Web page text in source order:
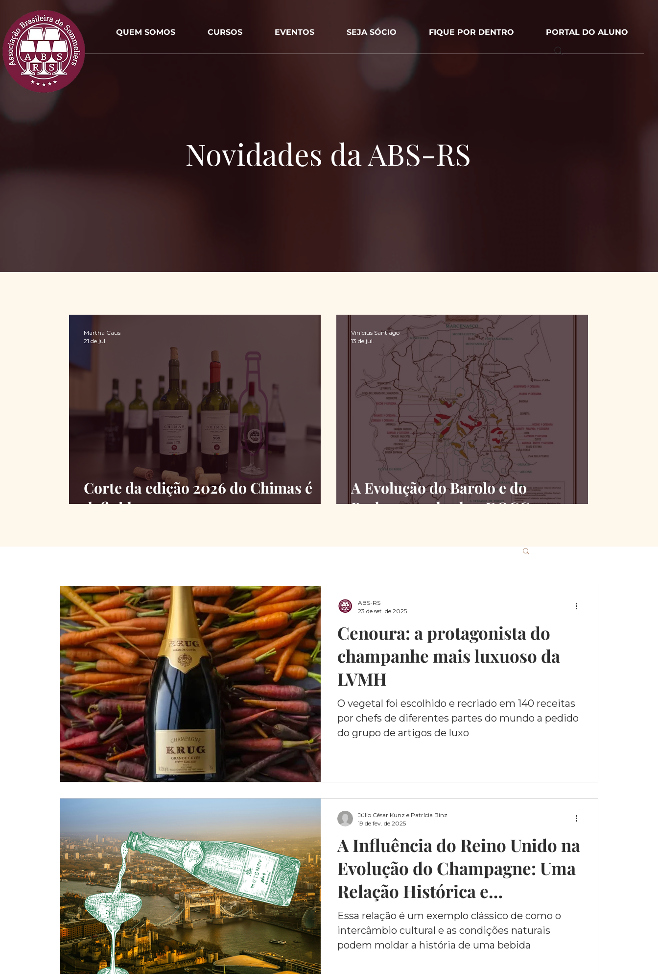
QUEM SOMOS CURSOS EVENTOS SEJA SÓCIO FIQUE POR DENTRO PORTAL DO ALUNO
Novidades da ABS-RS
Corte da edição 2026 do Chimas é
definido
Martha Caus
21 de jul.
A Evolução do Barolo e do
Barbaresco desde a DOCG
Vinícius Santiago
13 de jul.
Cenoura: a protagonista do
champanhe mais luxuoso da
LVMH
O vegetal foi escolhido e recriado em 140 receitas
por chefs de diferentes partes do mundo a pedido
do grupo de artigos de luxo
ABS-RS
23 de set. de 2025
A Influência do Reino Unido na
Evolução do Champagne: Uma
Relação Histórica e
Tecnológica
Essa relação é um exemplo clássico de como o
intercâmbio cultural e as condições naturais
podem moldar a história de uma bebida
Júlio César Kunz e Patrícia Binz
19 de fev. de 2025